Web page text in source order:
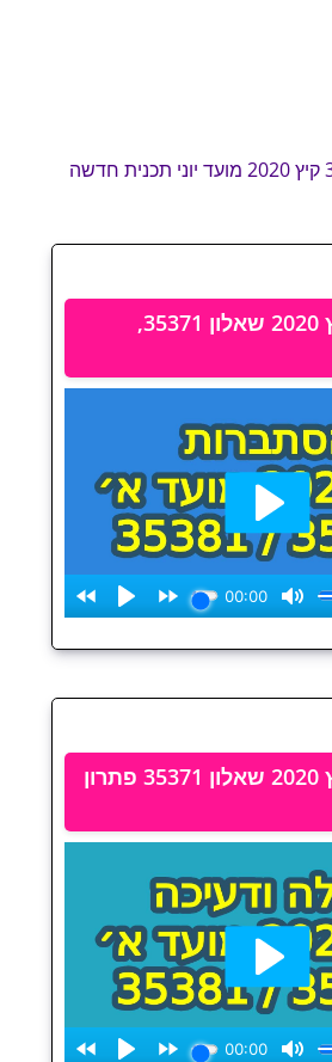
פתרונות לשאלון 35371 קיץ 2020 מועד יוני תכנית חדשה
שאלה 1 – קיץ 2020 שאלון 35371,
שאלה 2 – קיץ 2020 שאלון 35371 פתרון